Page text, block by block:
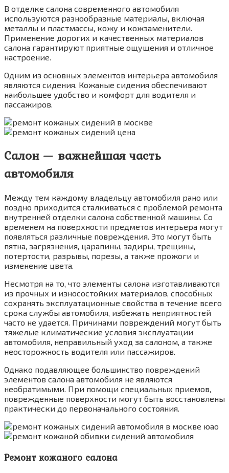
В отделке салона современного автомобиля
используются разнообразные материалы, включая
металлы и пластмассы, кожу и кожзаменители.
Применение дорогих и качественных материалов
салона гарантируют приятные ощущения и отличное
настроение.
Одним из основных элементов интерьера автомобиля
являются сидения. Кожаные сидения обеспечивают
наибольшее удобство и комфорт для водителя и
пассажиров.
Салон — важнейшая часть
автомобиля
Между тем каждому владельцу автомобиля рано или
поздно приходится сталкиваться с проблемой ремонта
внутренней отделки салона собственной машины. Со
временем на поверхности предметов интерьера могут
появляться различные повреждения. Это могут быть
пятна, загрязнения, царапины, задиры, трещины,
потертости, разрывы, порезы, а также прожоги и
изменение цвета.
Несмотря на то, что элементы салона изготавливаются
из прочных и износостойких материалов, способных
сохранять эксплуатационные свойства в течение всего
срока службы автомобиля, избежать неприятностей
часто не удается. Причинами повреждений могут быть
тяжелые климатические условия эксплуатации
автомобиля, неправильный уход за салоном, а также
неосторожность водителя или пассажиров.
Однако подавляющее большинство повреждений
элементов салона автомобиля не являются
необратимыми. При помощи специальных приемов,
поврежденные поверхности могут быть восстановлены
практически до первоначального состояния.
Ремонт кожаного салона